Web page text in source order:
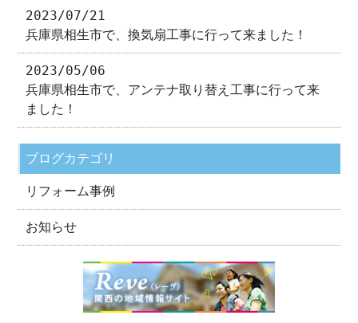
2023/07/21
兵庫県相生市で、換気扇工事に行って来ました！
2023/05/06
兵庫県相生市で、アンテナ取り替え工事に行って来
ました！
ブログカテゴリ
リフォーム事例
お知らせ